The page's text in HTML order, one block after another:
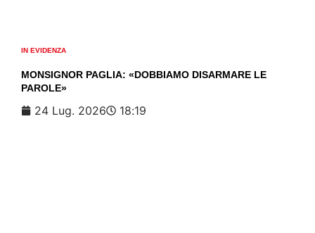
IN EVIDENZA
MONSIGNOR PAGLIA: «DOBBIAMO DISARMARE LE
PAROLE»
24 Lug. 2026 18:19